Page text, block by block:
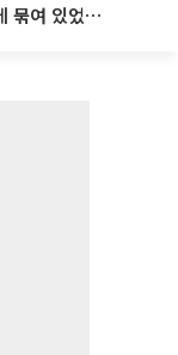
천안 교회서 11세 아동 사망…“침대에 묶여 있었다” 진술 확보